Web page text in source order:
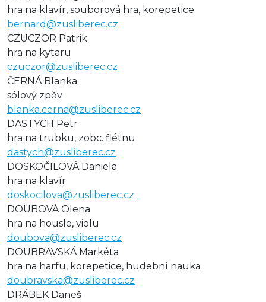
hra na klavír, souborová hra, korepetice
bernard@zusliberec.cz
CZUCZOR Patrik
hra na kytaru
czuczor@zusliberec.cz
ČERNÁ Blanka
sólový zpěv
blanka.cerna@zusliberec.cz
DASTYCH Petr
hra na trubku, zobc. flétnu
dastych@zusliberec.cz
DOSKOČILOVÁ Daniela
hra na klavír
doskocilova@zusliberec.cz
DOUBOVÁ Olena
hra na housle, violu
doubova@zusliberec.cz
DOUBRAVSKÁ Markéta
hra na harfu, korepetice, hudební nauka
doubravska@zusliberec.cz
DRÁBEK Daneš